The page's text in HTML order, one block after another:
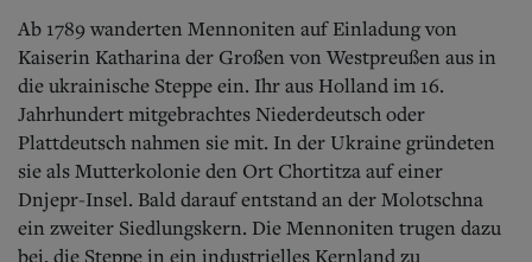
Ab 1789 wanderten Mennoniten auf Einladung von
Kaiserin Katharina der Großen von Westpreußen aus in
die ukrainische Steppe ein. Ihr aus Holland im 16.
Jahrhundert mitgebrachtes Niederdeutsch oder
Plattdeutsch nahmen sie mit. In der Ukraine gründeten
sie als Mutterkolonie den Ort Chortitza auf einer
Dnjepr-Insel. Bald darauf entstand an der Molotschna
ein zweiter Siedlungskern. Die Mennoniten trugen dazu
bei, die Steppe in ein industrielles Kernland zu